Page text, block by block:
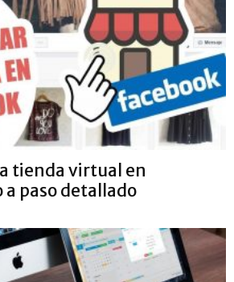
tienda virtual en
a paso detallado